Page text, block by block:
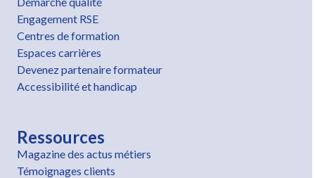
Engagement RSE
Centres de formation
Espaces carrières
Devenez partenaire formateur
Accessibilité et handicap
Ressources
Magazine des actus métiers
Témoignages clients